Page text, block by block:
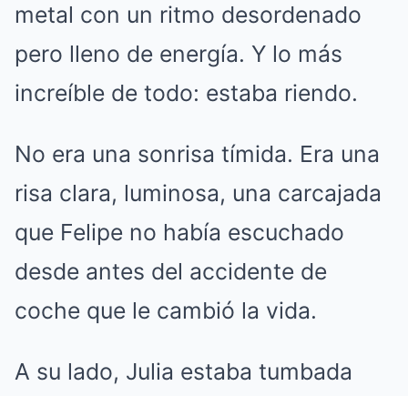
metal con un ritmo desordenado
pero lleno de energía. Y lo más
increíble de todo: estaba riendo.
No era una sonrisa tímida. Era una
risa clara, luminosa, una carcajada
que Felipe no había escuchado
desde antes del accidente de
coche que le cambió la vida.
A su lado, Julia estaba tumbada